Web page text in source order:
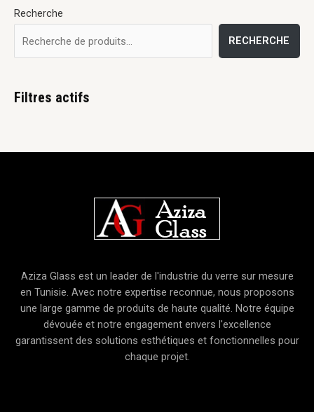
Recherche
RECHERCHE
Filtres actifs
Aziza Glass est un leader de l'industrie du verre sur mesure
en Tunisie. Avec notre expertise reconnue, nous proposons
une large gamme de produits de haute qualité. Notre équipe
dévouée et notre engagement envers l'excellence
garantissent des solutions esthétiques et fonctionnelles pour
chaque projet.